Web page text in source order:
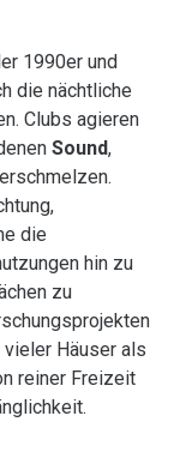
1990er und
die nächtliche
Clubs agieren
Sound,
die
hin zu
zu
Häuser als
reiner Freizeit